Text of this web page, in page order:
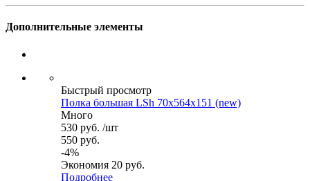
Дополнительные элементы
Быстрый просмотр
Полка большая LSh 70x564x151 (new)
Много
530 руб. /шт
550 руб.
-4%
Экономия 20 руб.
Подробнее